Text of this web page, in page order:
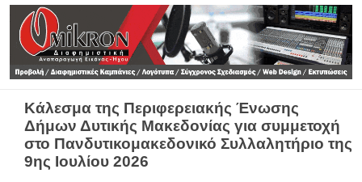
Κάλεσμα της Περιφερειακής Ένωσης
Δήμων Δυτικής Μακεδονίας για συμμετοχή
στο Πανδυτικομακεδονικό Συλλαλητήριο της
9ης Ιουλίου 2026